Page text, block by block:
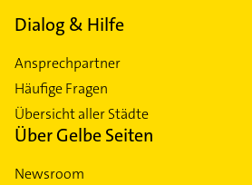
Dialog & Hilfe
Ansprechpartner
Häufige Fragen
Übersicht aller Städte
Über Gelbe Seiten
Newsroom